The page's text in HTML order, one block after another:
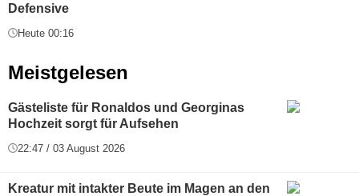
Defensive
Heute 00:16
Meistgelesen
Gästeliste für Ronaldos und Georginas
Hochzeit sorgt für Aufsehen
22:47 / 03 August 2026
Kreatur mit intakter Beute im Magen an den